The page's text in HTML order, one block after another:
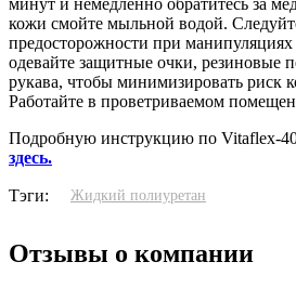
минут и немедленно обратитесь за
кожи смойте мыльной водой.
предосторожности при манипуляциях
одевайте защитные очки, резиновые
рукава, чтобы минимизировать риск
Работайте в проветриваемом
Подробную инструкцию по Vitaflex-
здесь.
Тэги: Жидкий полиуретан
Отзывы о компании